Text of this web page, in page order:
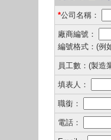
*公司名稱：
廠商編號：
編號格式：(例
員工數：(製造
填表人：
職銜：
電話：